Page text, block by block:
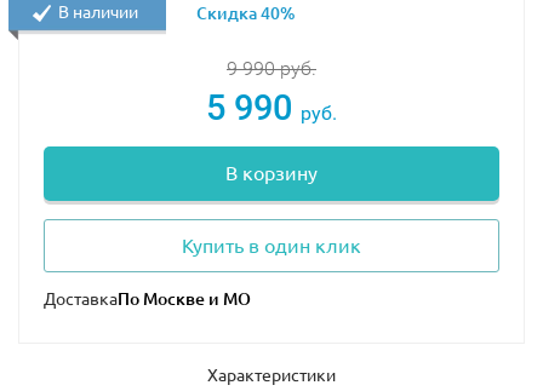
9 990руб.
5 990 руб.
В корзину
Купить в один клик
Доставка
В наличии Скидка 40%
Характеристики